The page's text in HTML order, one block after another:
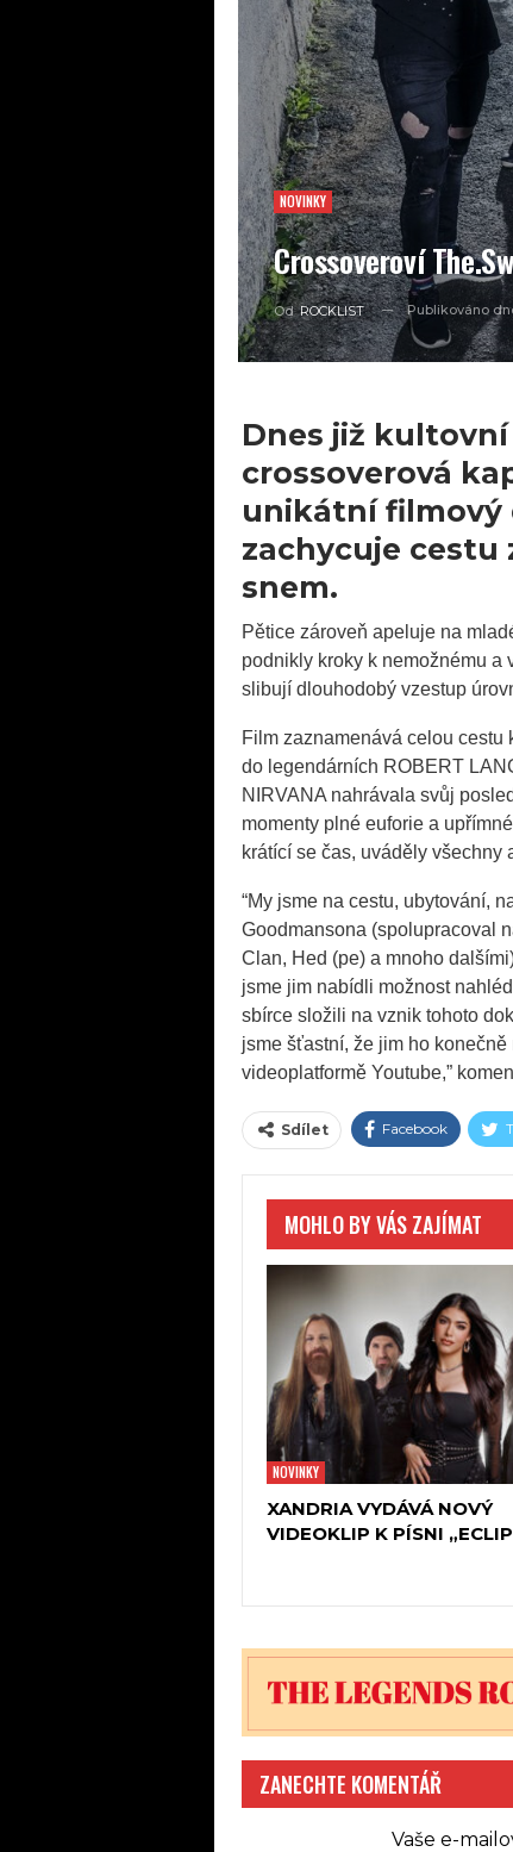
NOVINKY
Crossoveroví
OdROCKLIST Publikováno
Dnes již
crossoverová
unikátní
zachycuje cestu
snem.
Pětice zároveň apeluje na
podnikly kroky k nemožnému a
slibují dlouhodobý vzestup
Film zaznamenává celou cestu
do legendárních ROBERT
NIRVANA nahrávala svůj
momenty plné euforie a
krátící se čas, uváděly všechny
“My jsme na cestu, ubytování,
Goodmansona (spolupracoval
Clan, Hed (pe) a mnoho
jsme jim nabídli možnost
sbírce složili na vznik tohoto
jsme šťastní, že jim ho
videoplatformě Youtube,”
Sdílet Facebook
MOHLO BY VÁS ZAJÍMAT
NOVINKY
XANDRIA VYDÁVÁ NOVÝ
VIDEOKLIP K PÍSNI
ZANECHTE KOMENTÁŘ
Vaše e-